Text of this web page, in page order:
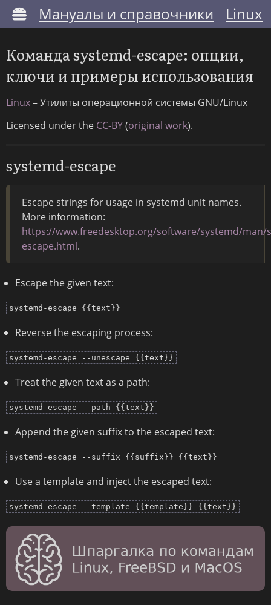
Мануалы и справочники Linux
Команда systemd-escape: опции,
ключи и примеры использования
Linux– Утилиты операционной системы GNU/Linux
Licensed under the CC-BY(original work).
systemd-escape
Escape strings for usage in systemd unit names.
More information:
https://www.freedesktop.org/software/systemd/man/
escape.html.
Escape the given text:
systemd-escape {{text}}
Reverse the escaping process:
systemd-escape --unescape {{text}}
Treat the given text as a path:
systemd-escape --path {{text}}
Append the given suffix to the escaped text:
systemd-escape --suffix {{suffix}} {{text}}
Use a template and inject the escaped text:
systemd-escape --template {{template}} {{text}}